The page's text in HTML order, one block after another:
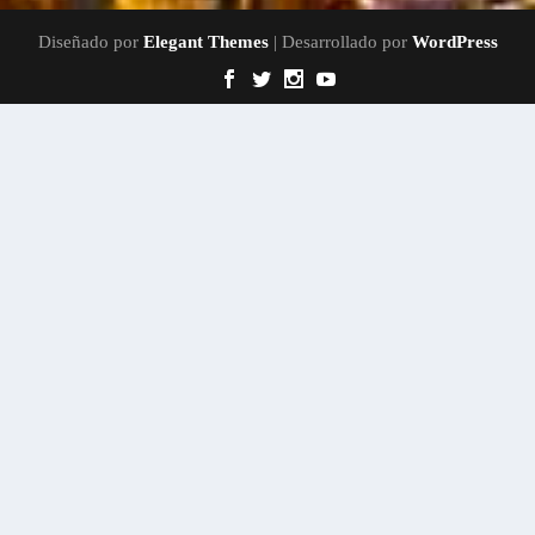
Diseñado por Elegant Themes| Desarrollado por WordPress